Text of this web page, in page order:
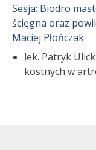
Sesja: Biodro
ścięgna oraz
Maciej Płończak
lek. Patryk
kostnych w